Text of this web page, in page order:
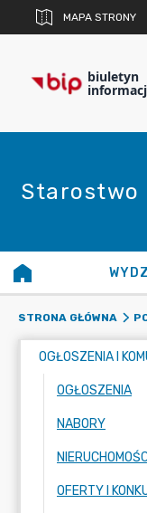
MAPA STRONY
biuletyn
Starostwo
STRONA GŁÓWNA
OGŁOSZENIA I
OGŁOSZENIA
NABORY
OFERTY I